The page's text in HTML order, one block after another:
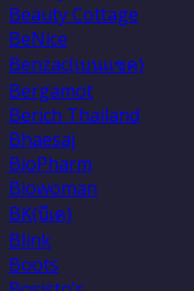
Beauty Cottage
BeNice
Benzac(เบนเเซค)
Bergamot
Berich Thailand
Bhaesaj
BioPharm
Biowoman
BK(บีเค)
Blink
Boots